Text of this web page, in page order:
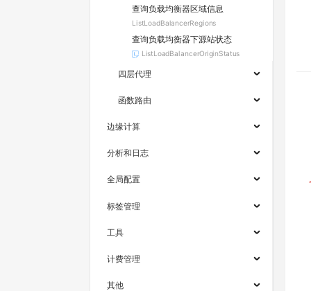
查询负载均衡器区域信息
ListLoadBalancerRegions
查询负载均衡器下源站状态
ListLoadBalancerOriginStatus
四层代理
函数路由
边缘计算
分析和日志
全局配置
标签管理
工具
计费管理
其他